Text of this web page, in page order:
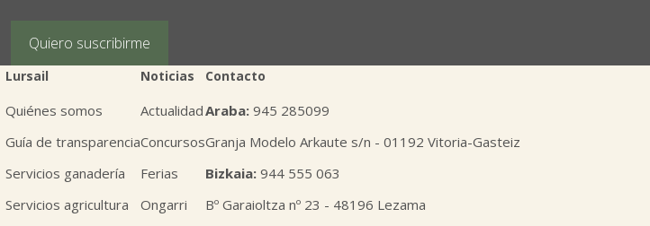
Quiero suscribirme
Lursail
Quiénes somos
Guía de transparencia
Servicios ganadería
Servicios agricultura
Noticias
Actualidad
Concursos
Ferias
Ongarri
Contacto
Araba: 945 285099
Granja Modelo Arkaute s/n - 01192 Vitoria-Gasteiz
Bizkaia: 944 555 063
Bº Garaioltza nº 23 - 48196 Lezama